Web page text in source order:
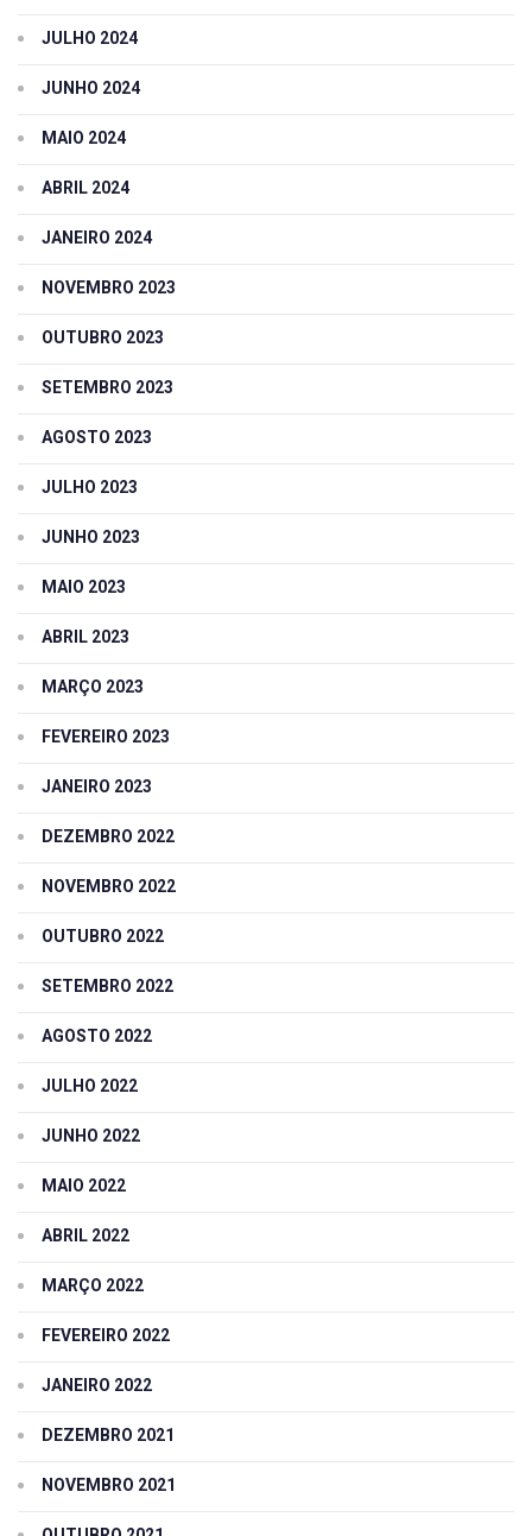
JULHO 2024
JUNHO 2024
MAIO 2024
ABRIL 2024
JANEIRO 2024
NOVEMBRO 2023
OUTUBRO 2023
SETEMBRO 2023
AGOSTO 2023
JULHO 2023
JUNHO 2023
MAIO 2023
ABRIL 2023
MARÇO 2023
FEVEREIRO 2023
JANEIRO 2023
DEZEMBRO 2022
NOVEMBRO 2022
OUTUBRO 2022
SETEMBRO 2022
AGOSTO 2022
JULHO 2022
JUNHO 2022
MAIO 2022
ABRIL 2022
MARÇO 2022
FEVEREIRO 2022
JANEIRO 2022
DEZEMBRO 2021
NOVEMBRO 2021